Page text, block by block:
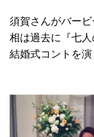
須賀さんがバー
相は過去に『七
結婚式コントを演